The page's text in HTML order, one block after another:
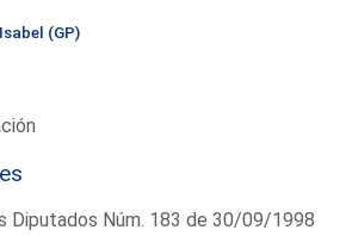
(GP)
Diputados Núm. 183 de 30/09/1998